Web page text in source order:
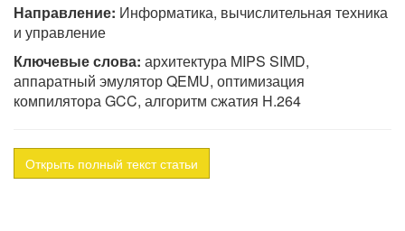
Направление: Информатика, вычислительная техника
и управление
Ключевые слова: архитектура MIPS SIMD,
аппаратный эмулятор QEMU, оптимизация
компилятора GCC, алгоритм сжатия H.264
Открыть полный текст статьи